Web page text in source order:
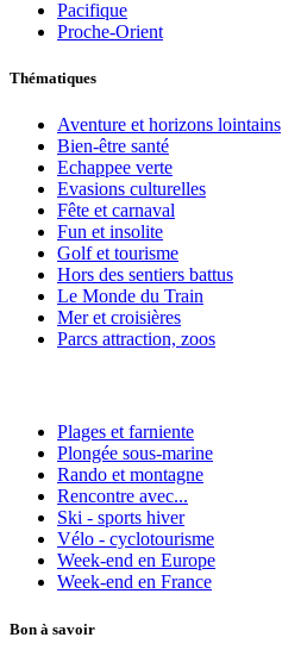
Pacifique
Proche-Orient
Thématiques
Aventure et horizons lointains
Bien-être santé
Echappee verte
Evasions culturelles
Fête et carnaval
Fun et insolite
Golf et tourisme
Hors des sentiers battus
Le Monde du Train
Mer et croisières
Parcs attraction, zoos
Plages et farniente
Plongée sous-marine
Rando et montagne
Rencontre avec...
Ski - sports hiver
Vélo - cyclotourisme
Week-end en Europe
Week-end en France
Bon à savoir